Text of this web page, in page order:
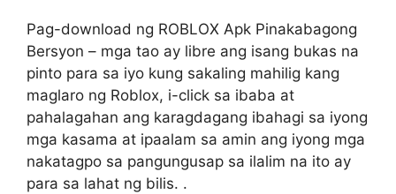
Pag-download ng ROBLOX Apk Pinakabagong
Bersyon – mga tao ay libre ang isang bukas na
pinto para sa iyo kung sakaling mahilig kang
maglaro ng Roblox, i-click sa ibaba at
pahalagahan ang karagdagang ibahagi sa iyong
mga kasama at ipaalam sa amin ang iyong mga
nakatagpo sa pangungusap sa ilalim na ito ay
para sa lahat ng bilis. .